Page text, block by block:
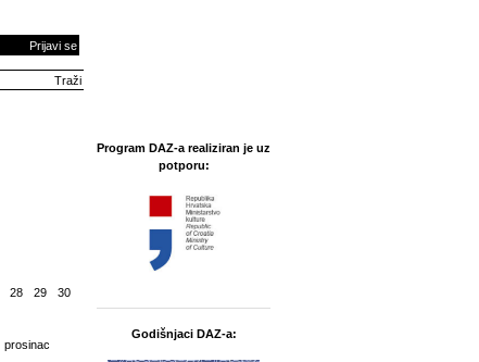
Prijavi se
28 29 30
prosinac
Program DAZ-a realiziran je uz
potporu:
Godišnjaci DAZ-a: